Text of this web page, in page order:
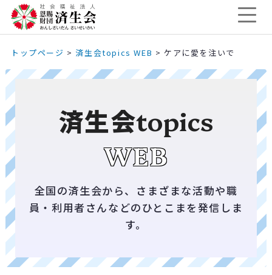
トップページ > 済生会topics WEB > ケアに愛を注いで
済生会topics
WEB
全国の済生会から、さまざまな活動や職
員・利用者さんなどのひとこまを発信しま
す。